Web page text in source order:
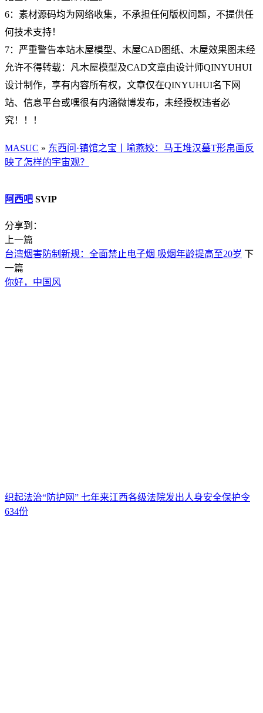
6：素材源码均为网络收集，不承担任何版权问题，不提供任
何技术支持！
7：严重警告本站木屋模型、木屋CAD图纸、木屋效果图未经
允许不得转载：凡木屋模型及CAD文章由设计师QINYUHUI
设计制作，享有内容所有权，文章仅在QINYUHUI名下网
站、信息平台或嘿很有内涵微博发布，未经授权违者必
究！！！
MASUC » 东西问·镇馆之宝丨喻燕姣：马王堆汉墓T形帛画反
映了怎样的宇宙观？
阿西吧 SVIP
分享到：
上一篇
台湾烟害防制新规：全面禁止电子烟 吸烟年龄提高至20岁 下
一篇
你好，中国风
织起法治“防护网” 七年来江西各级法院发出人身安全保护令
634份